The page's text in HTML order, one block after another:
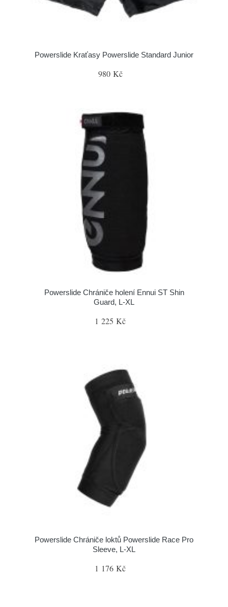
Powerslide Kraťasy Powerslide Standard Junior
980 Kč
Powerslide Chrániče holení Ennui ST Shin
Guard, L-XL
1 225 Kč
Powerslide Chrániče loktů Powerslide Race Pro
Sleeve, L-XL
1 176 Kč